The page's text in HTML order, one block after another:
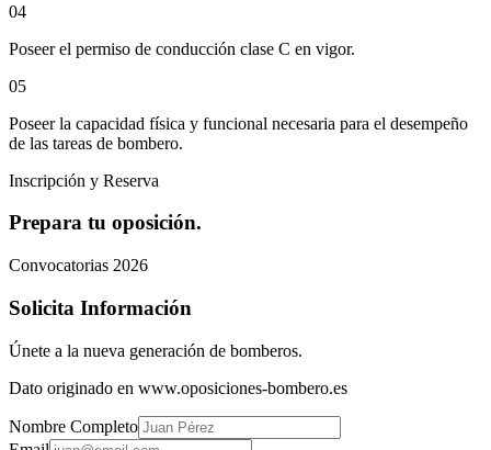
04
Poseer el permiso de conducción clase C en vigor.
05
Poseer la capacidad física y funcional necesaria para el desempeño
de las tareas de bombero.
Inscripción y Reserva
Prepara tu oposición.
Convocatorias 2026
Solicita Información
Únete a la nueva generación de bomberos.
Dato originado en www.oposiciones-bombero.es
Nombre Completo